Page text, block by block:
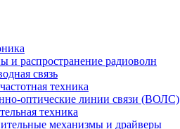
и распространение радиоволн
связь
техника
оптические линии связи (ВОЛС)
техника
механизмы и драйверы